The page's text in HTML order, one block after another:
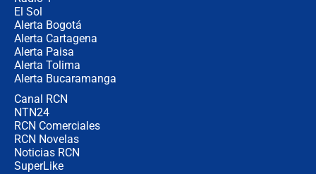
El Sol
Alerta Bogotá
Alerta Cartagena
Alerta Paisa
Alerta Tolima
Alerta Bucaramanga
Canal RCN
NTN24
RCN Comerciales
RCN Novelas
Noticias RCN
SuperLike